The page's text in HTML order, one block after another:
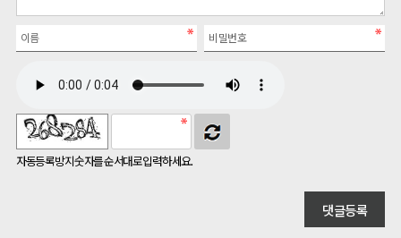
자동등록방지 숫자를 순서대로 입력하세요.